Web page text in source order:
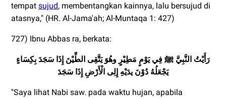
tempat sujud, membentangkan kainnya, lalu bersujud di
atasnya," (HR. Al-Jama'ah; Al-Muntaqa 1: 427)
727) Ibnu Abbas ra, berkata:
يَجْعَلُهُ دُوْنَ يدَيْهِ إِلِى الْأَرْضِ إِذَا سَجَدَ
"Saya lihat Nabi saw. pada waktu hujan, apabila